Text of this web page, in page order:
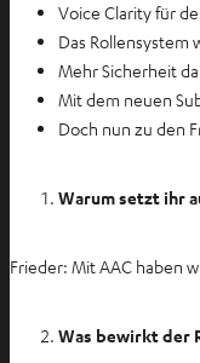
Voice Clarity für
Das
Mehr Sicherheit
Mit dem neuen
Doch nun zu den
Warum setzt ihr
Frieder: Mit AAC haben
Was bewirkt der